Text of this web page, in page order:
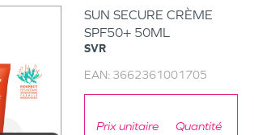
SUN SECURE CRÈME
SPF50+ 50ML
SVR
EAN: 3662361001705
Prix unitaire
Quantité